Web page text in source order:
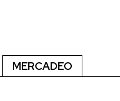
MERCADEO